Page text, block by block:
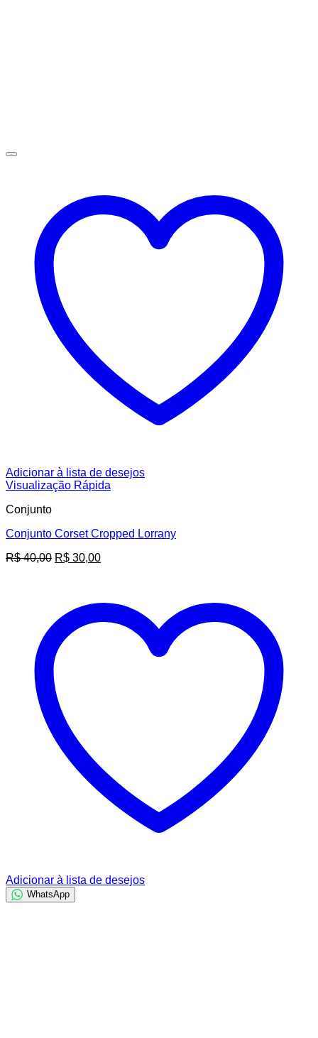
Adicionar à lista de desejos
Visualização Rápida
Conjunto
Conjunto Corset Cropped Lorrany
R$40,00 O
R$ 40,00.
R$ 30,00O
R$ 30,00.
Adicionar à lista de desejos
WhatsApp